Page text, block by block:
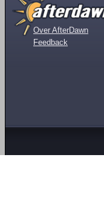
Over AfterDawn
Feedback